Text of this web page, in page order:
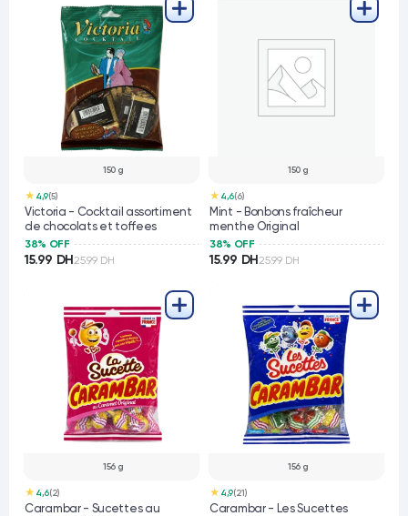
150 g
★ 4,9(5)
Victoria - Cocktail assortiment
de chocolats et toffees
38% OFF
15.99 DH 25.99 DH
150 g
★ 4,6(6)
Mint - Bonbons fraîcheur
menthe Original
38% OFF
15.99 DH 25.99 DH
156 g
★ 4,6(2)
Carambar - Sucettes au
156 g
★ 4,9(21)
Carambar - Les Sucettes